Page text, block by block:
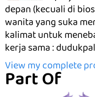
depan (kecuali di
wanita yang suka
kalimat untuk
kerja sama :
View my complete
Part Of